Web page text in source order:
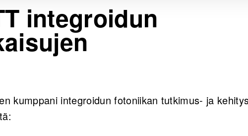
integroidun
kumppani integroidun fotoniikan tutkimus- ja